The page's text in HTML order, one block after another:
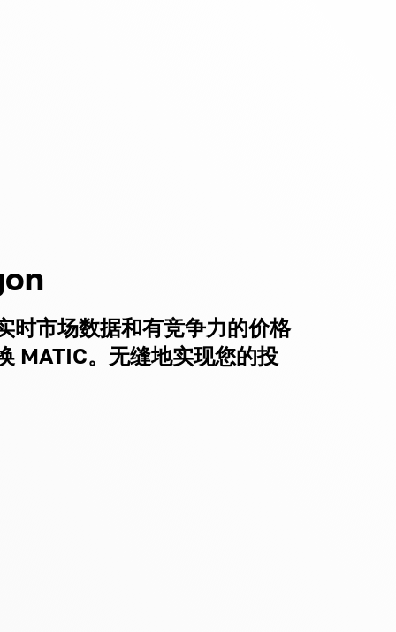
时市场数据和有竞争力的价格
MATIC。无缝地实现您的投